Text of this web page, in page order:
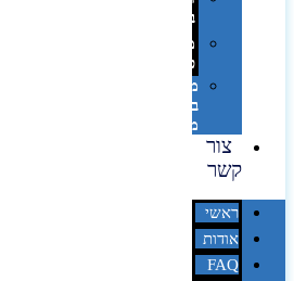
בלייזר
מהו
פנטון?
מיתוג
באמצעות
מדבקות
צור
קשר
ראשי
אודות
FAQ